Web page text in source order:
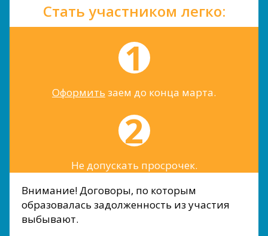
Стать участником легко:
Оформить заем до конца марта.
Не допускать просрочек.
Внимание! Договоры, по которым
образовалась задолженность из участия
выбывают.